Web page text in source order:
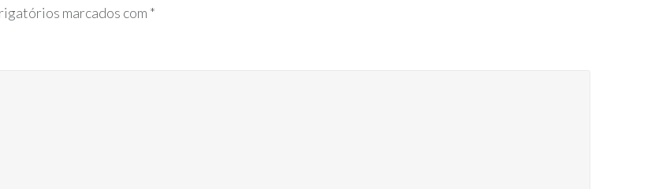
marcados com *